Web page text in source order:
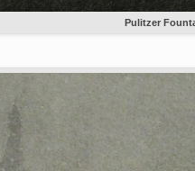
Pulitzer